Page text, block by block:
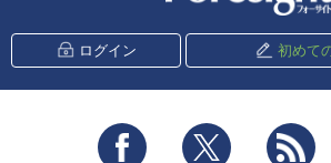
ログイン 初めて
Facebook Twitter